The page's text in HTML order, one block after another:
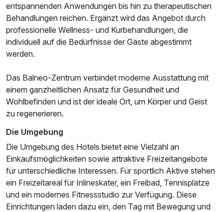
entspannenden Anwendungen bis hin zu therapeutischen
Behandlungen reichen. Ergänzt wird das Angebot durch
professionelle Wellness- und Kurbehandlungen, die
individuell auf die Bedürfnisse der Gäste abgestimmt
werden.
Das Balneo-Zentrum verbindet moderne Ausstattung mit
einem ganzheitlichen Ansatz für Gesundheit und
Wohlbefinden und ist der ideale Ort, um Körper und Geist
zu regenerieren.
Die Umgebung
Die Umgebung des Hotels bietet eine Vielzahl an
Einkaufsmöglichkeiten sowie attraktive Freizeitangebote
für unterschiedliche Interessen. Für sportlich Aktive stehen
ein Freizeitareal für Inlineskater, ein Freibad, Tennisplätze
und ein modernes Fitnessstudio zur Verfügung. Diese
Einrichtungen laden dazu ein, den Tag mit Bewegung und